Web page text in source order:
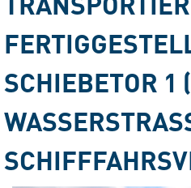
SCHIEBETOR 1